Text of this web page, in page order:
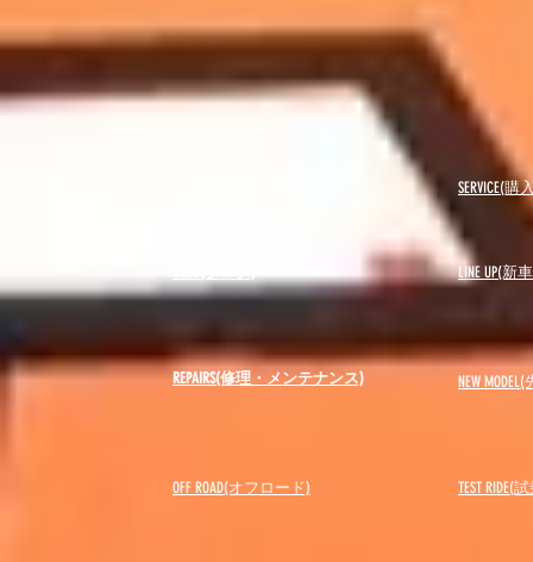
SERVICE(
LINE UP(新
REPAIRS(修理・メンテナンス) NEW MODEL(
OFF ROAD(オフロード) ​TEST RIDE(